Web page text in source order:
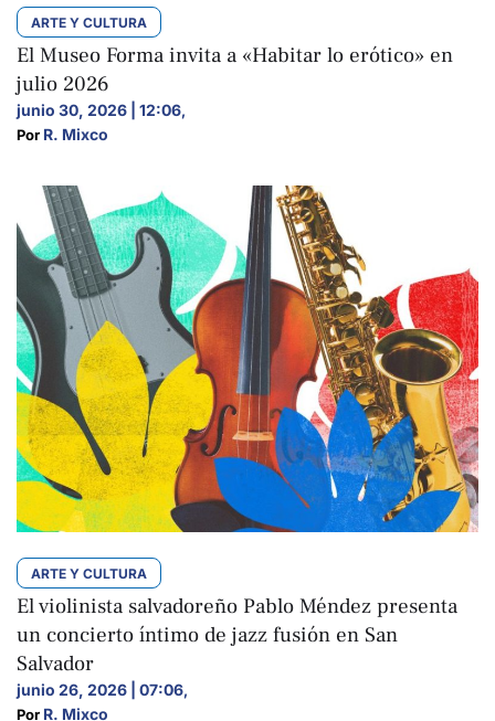
ARTE Y CULTURA
El Museo Forma invita a «Habitar lo erótico» en
julio 2026
junio 30, 2026 | 12:06,
Por R. Mixco
ARTE Y CULTURA
El violinista salvadoreño Pablo Méndez presenta
un concierto íntimo de jazz fusión en San
Salvador
junio 26, 2026 | 07:06,
Por R. Mixco